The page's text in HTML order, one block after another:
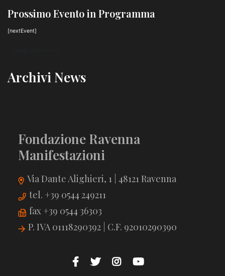
Prossimo Evento in Programma
[nextEvent]
Archivi News
Fondazione Ravenna
Manifestazioni
Via Dante Alighieri, 1 | 48121 Ravenna
tel. +39 0544 249211
fax +39 0544 36303
P. IVA 01118290392 | C.F. 92010290390